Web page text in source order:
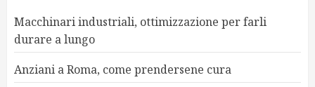
Macchinari industriali, ottimizzazione per farli
durare a lungo
Anziani a Roma, come prendersene cura